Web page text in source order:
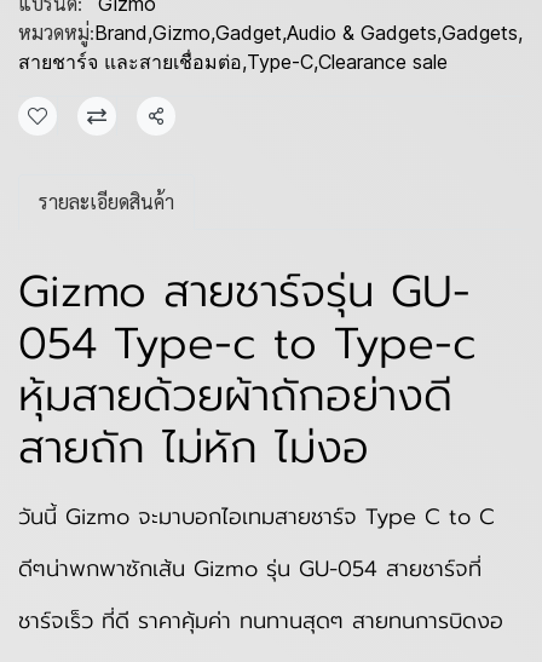
หมวดหมู่:Brand,Gizmo,Gadget,Audio & Gadgets,Gadgets,
สายชาร์จ และสายเชื่อมต่อ,Type-C,Clearance sale
แชร์
รายละเอียดสินค้า
Gizmo สายชาร์จรุ่น GU-
054 Type-c to Type-c
หุ้มสายด้วยผ้าถักอย่างดี
สายถัก ไม่หัก ไม่งอ
วันนี้ Gizmo จะมาบอกไอเทมสายชาร์จ Type C to C
ดีๆน่าพกพาซักเส้น Gizmo รุ่น GU-054 สายชาร์จที่
ชาร์จเร็ว ที่ดี ราคาคุ้มค่า ทนทานสุดๆ สายทนการบิดงอ